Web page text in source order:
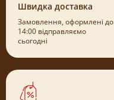
Швидка доставка
Замовлення, оформлені до
14:00 відправляємо
сьогодні